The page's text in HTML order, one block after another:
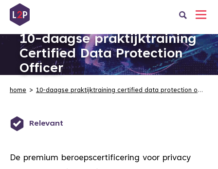
10-daagse praktijktraining
Certified Data Protection
Officer
home 10-daagse praktijktraining certified data protection officer
Relevant
De premium beroepscertificering voor privacy